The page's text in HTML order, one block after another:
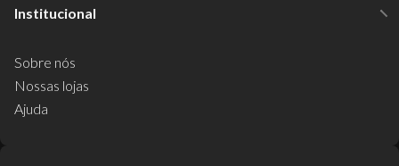
Institucional
Sobre nós
Nossas lojas
Ajuda